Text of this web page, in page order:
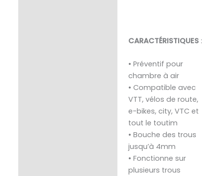
CARACTÉRISTIQUES:
• Préventif pour
chambre à air
• Compatible avec
VTT, vélos de route,
e-bikes, city, VTC et
tout le toutim
• Bouche des trous
jusqu’à 4mm
• Fonctionne sur
plusieurs trous